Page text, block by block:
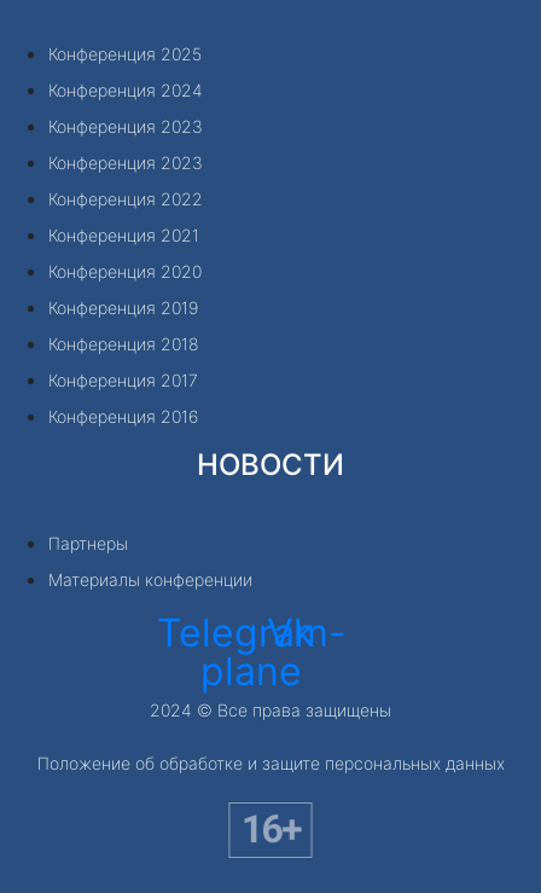
Конференция 2025
Конференция 2024
Конференция 2023
Конференция 2023
Конференция 2022
Конференция 2021
Конференция 2020
Конференция 2019
Конференция 2018
Конференция 2017
Конференция 2016
НОВОСТИ
Партнеры
Материалы конференции
Telegram-
plane
Vk
2024 © Все права защищены
Положение об обработке и защите персональных данных